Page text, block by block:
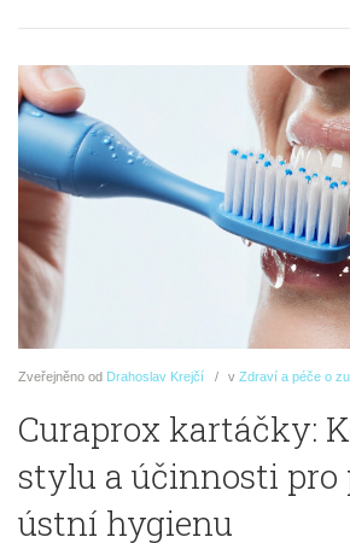
Zveřejněno od Drahoslav Krejčí v Zdraví a péče o
Curaprox kartáčky:
stylu a účinnosti
ústní hygienu